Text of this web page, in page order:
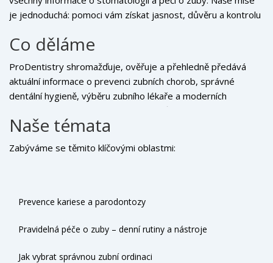
je jednoduchá: pomoci vám získat jasnost, důvěru a kontrolu
poskytování přesných, srozumitelných a praktických
Co děláme
ProDentistry shromažďuje, ověřuje a přehledně předává
aktuální informace o prevenci zubních chorob, správné
dentální hygieně, výběru zubního lékaře a moderních
léčebných postupech. Naše články, průvodce a tipy jsou
vytvářeny s ohledem na potřeby běžných pacientů – bez
přesnosti.
Naše témata
Zabýváme se těmito klíčovými oblastmi:
Prevence kariese a parodontozy
Pravidelná péče o zuby – denní rutiny a nástroje
Jak vybrat správnou zubní ordinaci